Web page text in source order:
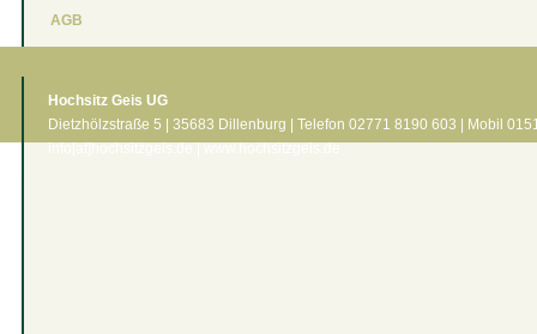
AGB
Hochsitz Geis UG
Dietzhölzstraße 5 | 35683 Dillenburg | Telefon 02771 8190 603 | Mobil